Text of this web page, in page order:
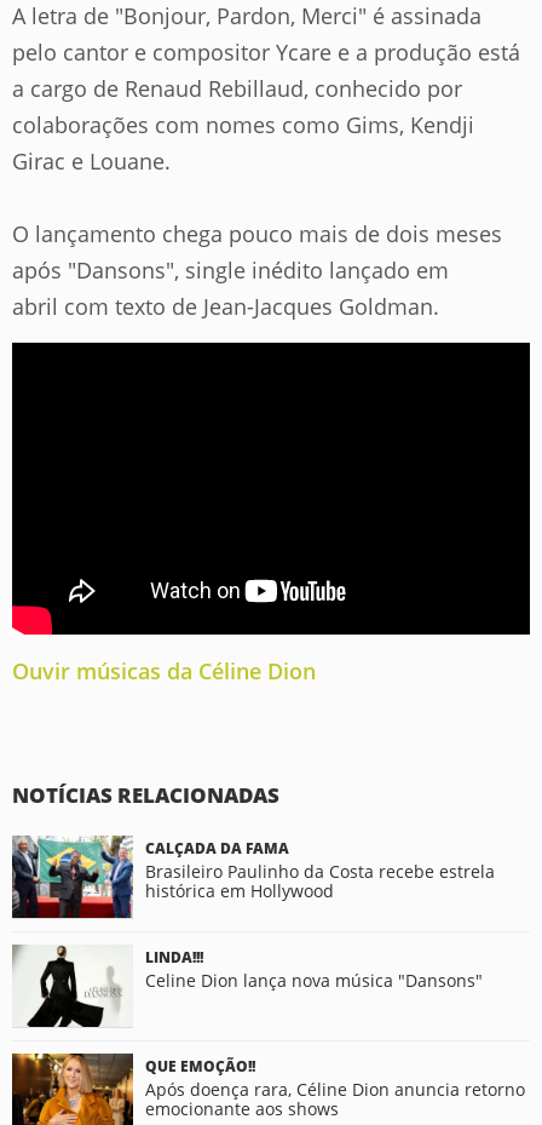
A letra de "Bonjour, Pardon, Merci" é assinada
pelo cantor e compositor Ycare e a produção está
a cargo de Renaud Rebillaud, conhecido por
colaborações com nomes como Gims, Kendji
Girac e Louane.
O lançamento chega pouco mais de dois meses
após "Dansons", single inédito lançado em
abril com texto de Jean-Jacques Goldman.
Ouvir músicas da Céline Dion
NOTÍCIAS RELACIONADAS
CALÇADA DA FAMA
Brasileiro Paulinho da Costa recebe estrela
histórica em Hollywood
LINDA!!!
Celine Dion lança nova música "Dansons"
QUE EMOÇÃO!!
Após doença rara, Céline Dion anuncia retorno
emocionante aos shows